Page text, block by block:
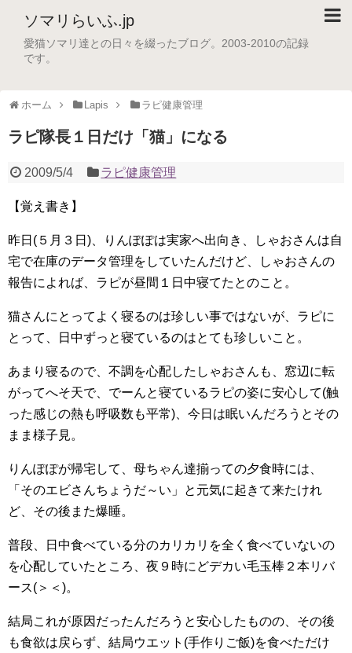
ソマリらいふ.jp
愛猫ソマリ達との日々を綴ったブログ。2003-2010の記録
です。
ホーム Lapis ラピ健康管理
ラピ隊長１日だけ「猫」になる
2009/5/4 ラピ健康管理
【覚え書き】
昨日(５月３日)、りんぽぽは実家へ出向き、しゃおさんは自
宅で在庫のデータ管理をしていたんだけど、しゃおさんの
報告によれば、ラピが昼間１日中寝てたとのこと。
猫さんにとってよく寝るのは珍しい事ではないが、ラピに
とって、日中ずっと寝ているのはとても珍しいこと。
あまり寝るので、不調を心配したしゃおさんも、窓辺に転
がってへそ天で、でーんと寝ているラピの姿に安心して(触
った感じの熱も呼吸数も平常)、今日は眠いんだろうとその
まま様子見。
りんぽぽが帰宅して、母ちゃん達揃っての夕食時には、
「そのエビさんちょうだ～い」と元気に起きて来たけれ
ど、その後また爆睡。
普段、日中食べている分のカリカリを全く食べていないの
を心配していたところ、夜９時にどデカい毛玉棒２本リバ
ース(＞＜)。
結局これが原因だったんだろうと安心したものの、その後
も食欲は戻らず、結局ウエット(手作りご飯)を食べただけ